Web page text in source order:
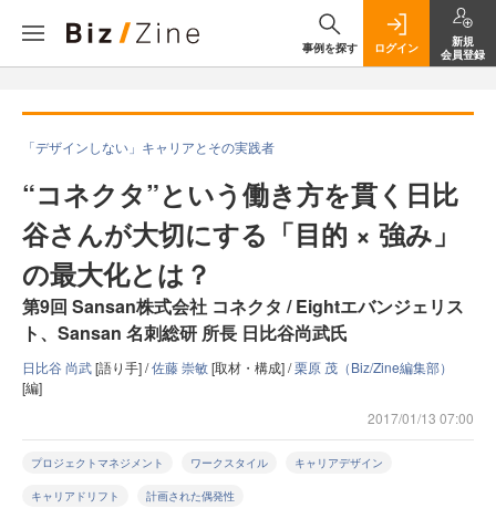
事例を探す ログイン
新規
会員登録
「デザインしない」キャリアとその実践者
“コネクタ”という働き方を貫く日比
谷さんが大切にする「目的 × 強み」
の最大化とは？
第9回 Sansan株式会社 コネクタ / Eightエバンジェリス
ト、Sansan 名刺総研 所長 日比谷尚武氏
日比谷 尚武[語り手] /佐藤 崇敏[取材・構成] /栗原 茂（Biz/Zine編集部）
[編]
2017/01/13 07:00
プロジェクトマネジメント ワークスタイル キャリアデザイン
キャリアドリフト 計画された偶発性